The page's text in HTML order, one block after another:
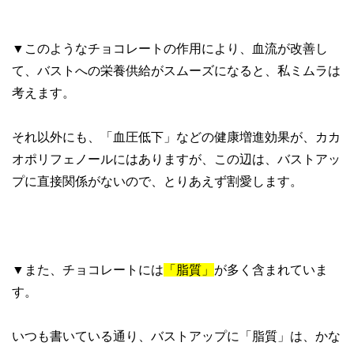
▼このようなチョコレートの作用により、血流が改善し
て、バストへの栄養供給がスムーズになると、私ミムラは
考えます。
それ以外にも、「血圧低下」などの健康増進効果が、カカ
オポリフェノールにはありますが、この辺は、バストアッ
プに直接関係がないので、とりあえず割愛します。
▼また、チョコレートには 「脂質」 が多く含まれていま
す。
いつも書いている通り、バストアップに「脂質」は、かな